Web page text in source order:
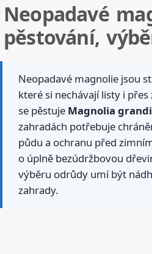
Neopadavé
pěstování,
Neopadavé magnolie jsou
které si nechávají listy i
se pěstuje Magnolia
zahradách potřebuje
půdu a ochranu před
o úplně bezúdržbovou
výběru odrůdy umí být
zahrady.